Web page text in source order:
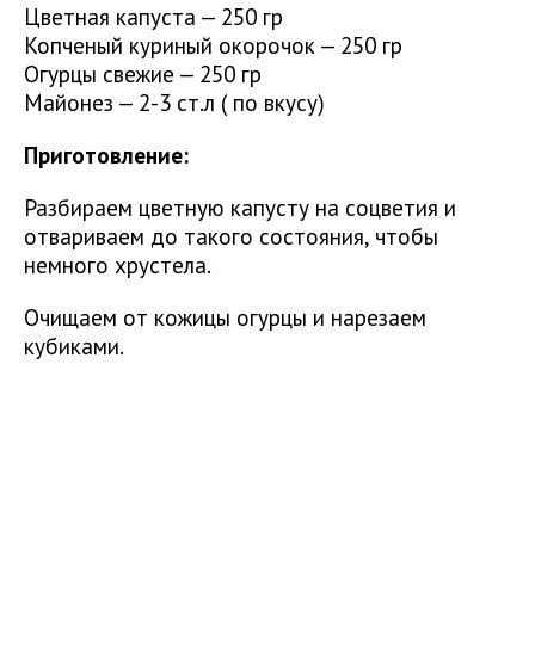
Цветная капуста — 250 гр
Копченый куриный окорочок — 250 гр
Огурцы свежие — 250 гр
Майонез — 2-3 ст.л ( по вкусу)
Приготовление:
Разбираем цветную капусту на соцветия и
отвариваем до такого состояния, чтобы
немного хрустела.
Очищаем от кожицы огурцы и нарезаем
кубиками.